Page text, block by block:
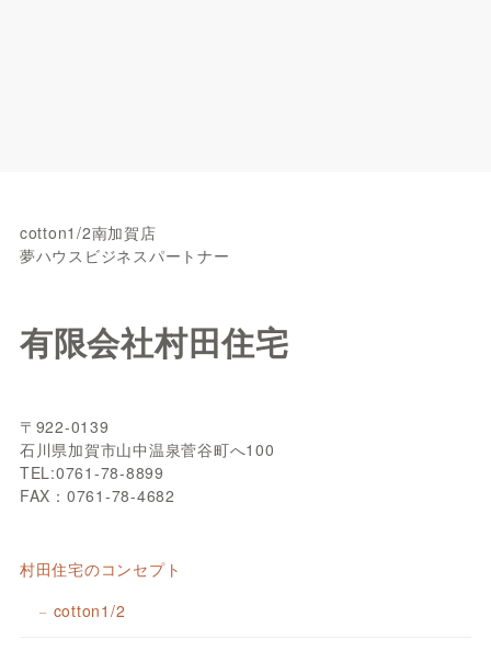
cotton1/2南加賀店
夢ハウスビジネスパートナー
有限会社村田住宅
〒922-0139
石川県加賀市山中温泉菅谷町へ100
TEL:0761-78-8899
FAX：0761-78-4682
村田住宅のコンセプト
cotton1/2